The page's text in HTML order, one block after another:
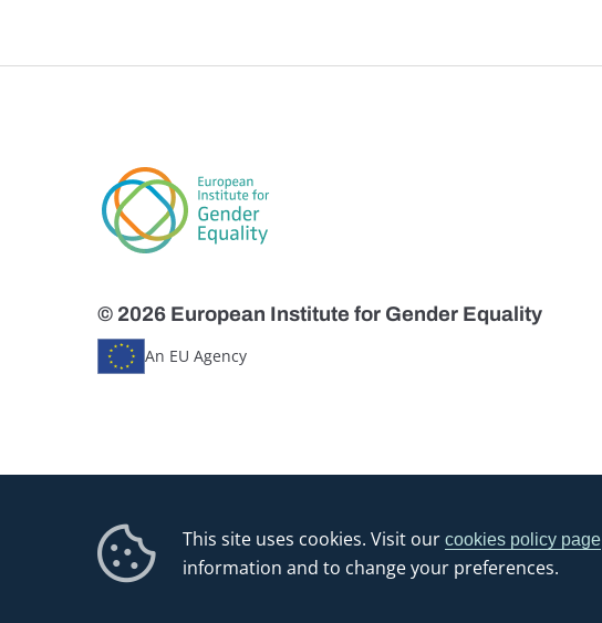
This site uses cookies. Visit ourcookies policy page
information and to change your preferences.
© 2026 European Institute for Gender Equality
An EU Agency